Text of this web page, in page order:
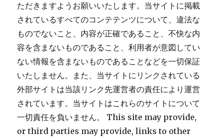
ただきますようお願いいたします。当サイトに掲載
されているすべてのコンテテンツについて、違法な
ものでないこと、内容が正確であること、不快な内
容を含まないものであること、利用者が意図してい
ない情報を含まないものであることなどを一切保証
いたしません。また、当サイトにリンクされている
外部サイトは当該リンク先運営者の責任により運営
されています。当サイトはこれらのサイトについて
一切責任を負いません。 This site may provide,
or third parties may provide, links to other